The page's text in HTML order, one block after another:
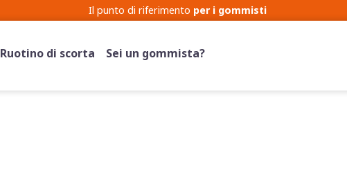
Il punto di riferimento per i gommisti
Ruotino di scorta Sei un gommista?